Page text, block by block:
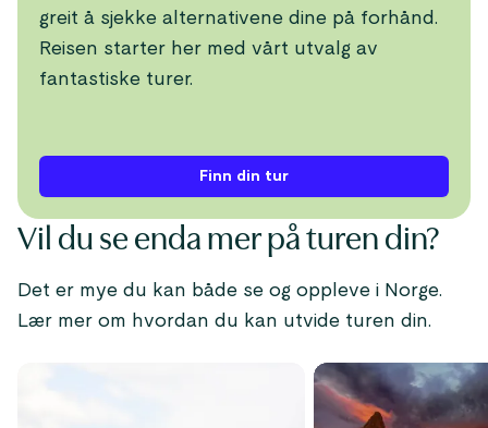
greit å sjekke alternativene dine på forhånd.
Reisen starter her med vårt utvalg av
fantastiske turer.
Finn din tur
Vil du se enda mer på turen din?
Det er mye du kan både se og oppleve i Norge.
Lær mer om hvordan du kan utvide turen din.